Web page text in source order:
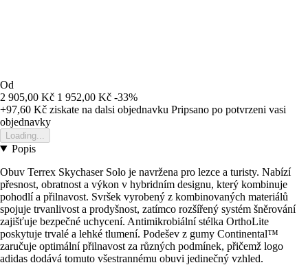
Od
2 905,00 Kč 1 952,00 Kč -33%
+97,60 Kč ziskate na dalsi objednavku Pripsano po potvrzeni vasi
objednavky
Loading...
Popis
Obuv Terrex Skychaser Solo je navržena pro lezce a turisty. Nabízí
přesnost, obratnost a výkon v hybridním designu, který kombinuje
pohodlí a přilnavost. Svršek vyrobený z kombinovaných materiálů
spojuje trvanlivost a prodyšnost, zatímco rozšířený systém šněrování
zajišťuje bezpečné uchycení. Antimikrobiální stélka OrthoLite
poskytuje trvalé a lehké tlumení. Podešev z gumy Continental™
zaručuje optimální přilnavost za různých podmínek, přičemž logo
adidas dodává tomuto všestrannému obuvi jedinečný vzhled.